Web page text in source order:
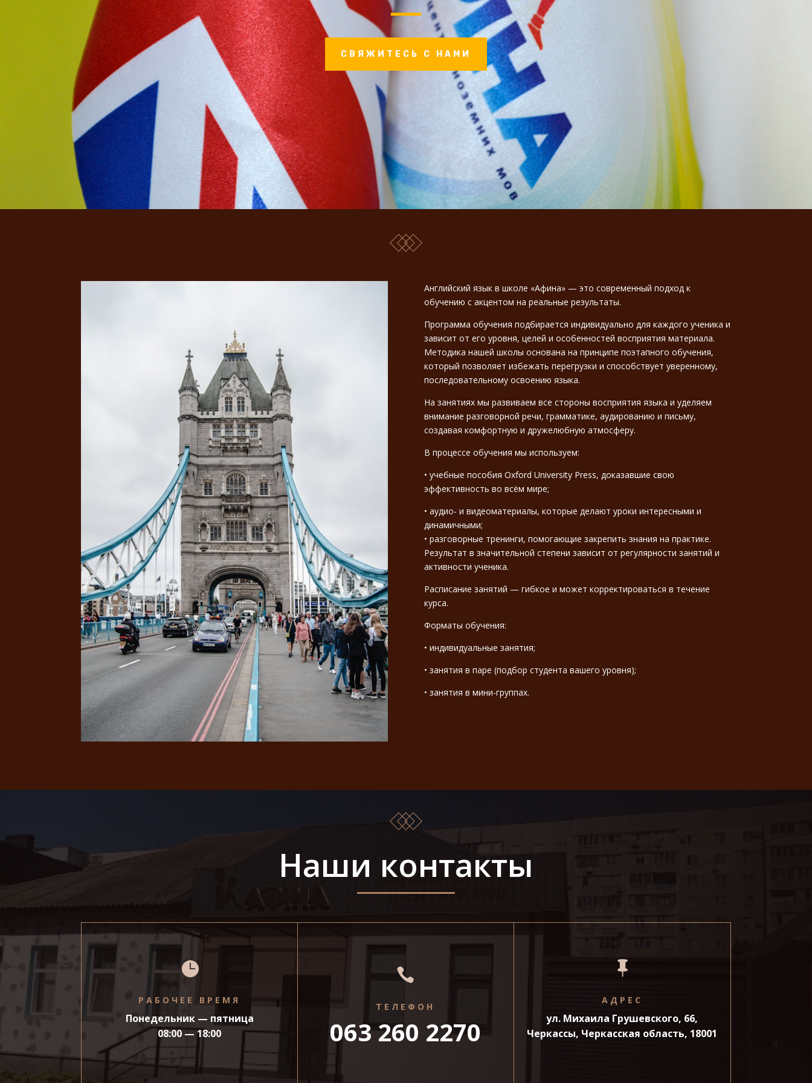
СВЯЖИТЕСЬ С НАМИ
Английский язык в школе «Афина» — это современный подход к
обучению с акцентом на реальные результаты.
Программа обучения подбирается индивидуально для каждого ученика и
зависит от его уровня, целей и особенностей восприятия материала.
Методика нашей школы основана на принципе поэтапного обучения,
который позволяет избежать перегрузки и способствует уверенному,
последовательному освоению языка.
На занятиях мы развиваем все стороны восприятия языка и уделяем
внимание разговорной речи, грамматике, аудированию и письму,
создавая комфортную и дружелюбную атмосферу.
В процессе обучения мы используем:
• учебные пособия Oxford University Press, доказавшие свою
эффективность во всём мире;
• аудио- и видеоматериалы, которые делают уроки интересными и
динамичными;
• разговорные тренинги, помогающие закрепить знания на практике.
Результат в значительной степени зависит от регулярности занятий и
активности ученика.
Расписание занятий — гибкое и может корректироваться в течение
курса.
Форматы обучения:
• индивидуальные занятия;
• занятия в паре (подбор студента вашего уровня);
• занятия в мини-группах.
Наши контакты

РАБОЧЕЕ ВРЕМЯ
Понедельник — пятница
08:00 — 18:00

ТЕЛЕФОН
063 260 2270

АДРЕС
ул. Михаила Грушевского, 66,
Черкассы, Черкасская область, 18001